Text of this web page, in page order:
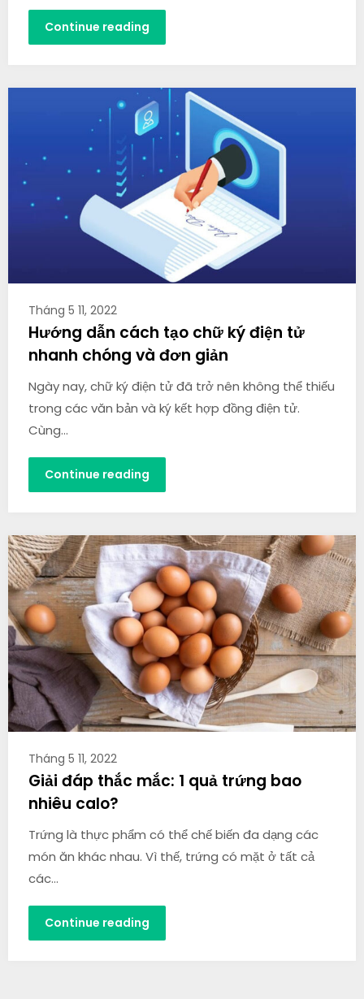
Continue reading
Tháng 5 11, 2022
Hướng dẫn cách tạo chữ ký điện tử
nhanh chóng và đơn giản
Ngày nay, chữ ký điện tử đã trở nên không thể thiếu
trong các văn bản và ký kết hợp đồng điện tử.
Cùng…
Continue reading
Tháng 5 11, 2022
Giải đáp thắc mắc: 1 quả trứng bao
nhiêu calo?
Trứng là thực phẩm có thể chế biến đa dạng các
món ăn khác nhau. Vì thế, trứng có mặt ở tất cả
các…
Continue reading